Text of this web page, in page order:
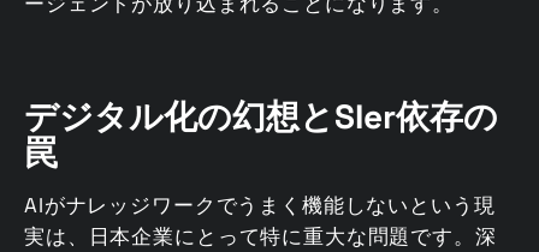
デジタル化の幻想とSIer依存の
罠
AIがナレッジワークでうまく機能しないという現
実は、日本企業にとって特に重大な問題です。深